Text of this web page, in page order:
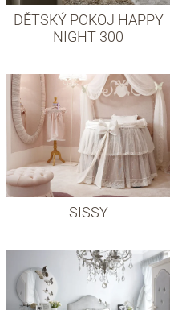
DĚTSKÝ POKOJ HAPPY
NIGHT 300
SISSY